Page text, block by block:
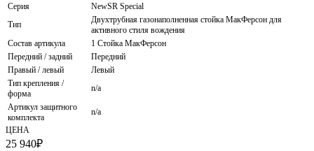
Серия
NewSR Special
Тип
Двухтрубная газонаполненная стойка МакФерсон для
активного стиля вождения
Состав артикула
1 Стойка МакФерсон
Передний / задний
Передний
Правый / левый
Левый
Тип крепления /
форма
n/a
Артикул защитного
комплекта
n/a
ЦЕНА
25 940₽